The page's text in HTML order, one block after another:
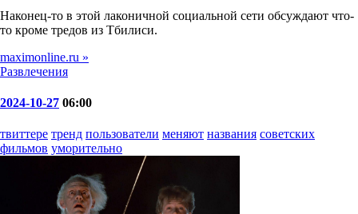
Наконец-то в этой лаконичной социальной сети обсуждают что-
то кроме тредов из Тбилиси.
maximonline.ru »
Развлечения
2024-10-27 06:00
твиттере тренд пользователи меняют названия советских
фильмов уморительно